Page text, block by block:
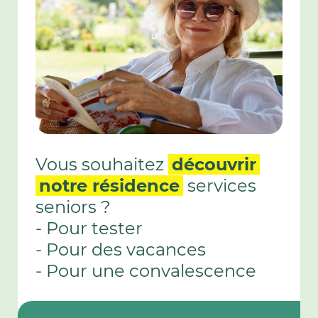
Vous souhaitez découvrir
notre résidence services
seniors ?
- Pour tester
- Pour des vacances
- Pour une convalescence